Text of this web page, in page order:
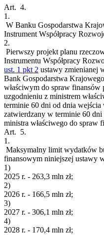
Art. 4.
1.
W Banku Gospodarstwa
Instrument Współpracy
2.
Pierwszy projekt planu
Instrumentu Współpracy
ust. 1 pkt 2 ustawy zmienianej
Bank Gospodarstwa
właściwym do spraw finansów
uzgodnieniu z ministrem
terminie 60 dni od dnia
zatwierdzany w terminie 60
ministra właściwego do spraw
Art. 5.
1.
Maksymalny limit wydatków
finansowym niniejszej ustawy
1)
2025 r. - 263,3 mln zł;
2)
2026 r. - 166,5 mln zł;
3)
2027 r. - 306,1 mln zł;
4)
2028 r. - 170,4 mln zł;